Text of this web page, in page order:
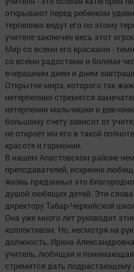
открывают перед ребенком
терпеливо ведут его по этому
учителе заключен весь этот
Мир со всеми его красками -
со всеми радостями и болями
вчерашним днем и днем
Открытие мира, которого так
нетерпеливо стремятся
нетерпении мальчишки и
большому счету зависит от
не откроет им его в такой
красоте и гармонии.
В нашем Апастовском районе
преподавателей, искренне
жизнь преданных это
душой любящих детей. Эти
директору Табар-Черкийской
Она уже много лет руководит
коллективом. Но, несмотря на
должность, Ирина
учитель, любящая и понимающая
стремится дать